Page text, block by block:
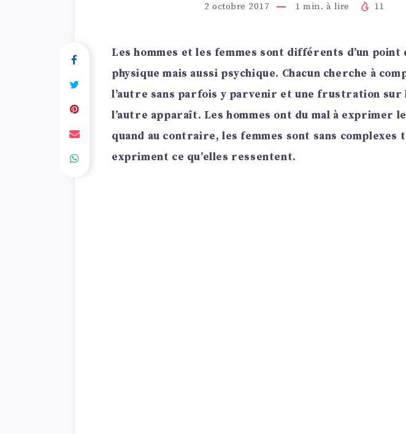
2 octobre 2017 1 min. à lire 11
Les hommes et les femmes sont différents d’un point
physique mais aussi psychique. Chacun cherche à
l’autre sans parfois y parvenir et une frustration sur
l’autre apparaît. Les hommes ont du mal à exprimer
quand au contraire, les femmes sont sans complexes
expriment ce qu’elles ressentent.